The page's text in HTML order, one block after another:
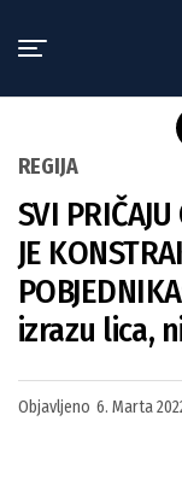
REGIJA
SVI
JE
izrazu lica,
Objavljeno 6. Marta